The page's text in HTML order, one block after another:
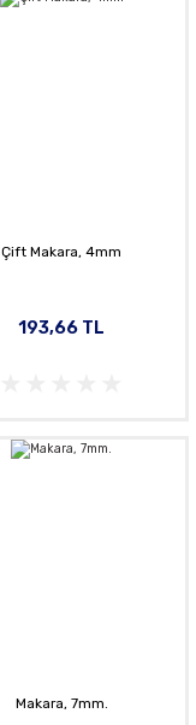
Çift Makara, 4mm
193,66 TL
Makara, 7mm.